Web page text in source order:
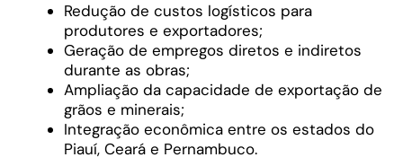
Redução de custos logísticos para
produtores e exportadores;
Geração de empregos diretos e indiretos
durante as obras;
Ampliação da capacidade de exportação de
grãos e minerais;
Integração econômica entre os estados do
Piauí, Ceará e Pernambuco.